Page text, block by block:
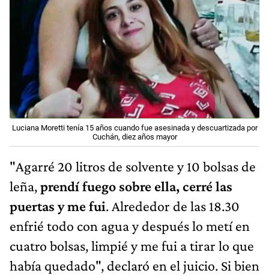
Luciana Moretti tenía 15 años cuando fue asesinada y descuartizada por
Cuchán, diez años mayor
"Agarré 20 litros de solvente y 10 bolsas de
leña,prendí fuego sobre ella, cerré las
puertas y me fui. Alrededor de las 18.30
enfrié todo con agua y después lo metí en
cuatro bolsas, limpié y me fui a tirar lo que
había quedado", declaró en el juicio. Si bien